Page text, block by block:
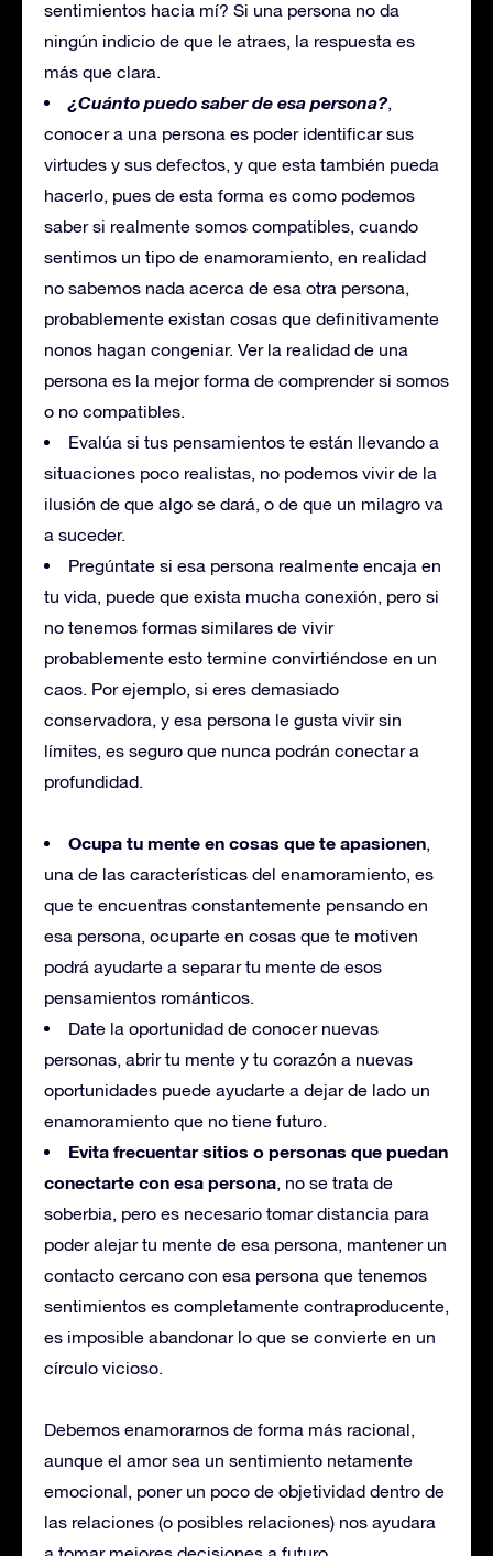
sentimientos hacia mí? Si una persona no da
ningún indicio de que le atraes, la respuesta es
más que clara.
¿Cuánto puedo saber de esa persona?,
conocer a una persona es poder identificar sus
virtudes y sus defectos, y que esta también pueda
hacerlo, pues de esta forma es como podemos
saber si realmente somos compatibles, cuando
sentimos un tipo de enamoramiento, en realidad
no sabemos nada acerca de esa otra persona,
probablemente existan cosas que definitivamente
nonos hagan congeniar. Ver la realidad de una
persona es la mejor forma de comprender si somos
o no compatibles.
Evalúa si tus pensamientos te están llevando a
situaciones poco realistas, no podemos vivir de la
ilusión de que algo se dará, o de que un milagro va
a suceder.
Pregúntate si esa persona realmente encaja en
tu vida, puede que exista mucha conexión, pero si
no tenemos formas similares de vivir
probablemente esto termine convirtiéndose en un
caos. Por ejemplo, si eres demasiado
conservadora, y esa persona le gusta vivir sin
límites, es seguro que nunca podrán conectar a
profundidad.
Ocupa tu mente en cosas que te apasionen,
una de las características del enamoramiento, es
que te encuentras constantemente pensando en
esa persona, ocuparte en cosas que te motiven
podrá ayudarte a separar tu mente de esos
pensamientos románticos.
Date la oportunidad de conocer nuevas
personas, abrir tu mente y tu corazón a nuevas
oportunidades puede ayudarte a dejar de lado un
enamoramiento que no tiene futuro.
Evita frecuentar sitios o personas que puedan
conectarte con esa persona, no se trata de
soberbia, pero es necesario tomar distancia para
poder alejar tu mente de esa persona, mantener un
contacto cercano con esa persona que tenemos
sentimientos es completamente contraproducente,
es imposible abandonar lo que se convierte en un
círculo vicioso.
Debemos enamorarnos de forma más racional,
aunque el amor sea un sentimiento netamente
emocional, poner un poco de objetividad dentro de
las relaciones (o posibles relaciones) nos ayudara